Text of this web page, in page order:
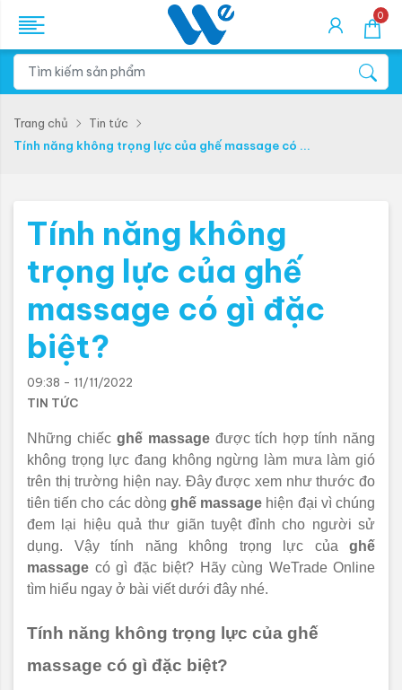
0
Trang chủ
Tin tức
Tính năng không trọng lực của ghế massage có ...
Tính năng không
trọng lực của ghế
massage có gì đặc
biệt?
09:38 - 11/11/2022
TIN TỨC
Những chiếc ghế massageđược tích hợp tính năng
không trọng lực đang không ngừng làm mưa làm gió
trên thị trường hiện nay. Đây được xem như thước đo
tiên tiến cho các dòng ghế massage hiện đại vì chúng
đem lại hiệu quả thư giãn tuyệt đỉnh cho người sử
dụng. Vậy tính năng không trọng lực của ghế
massage có gì đặc biệt? Hãy cùng WeTrade Online
tìm hiểu ngay ở bài viết dưới đây nhé.
Tính năng không trọng lực của ghế
massage có gì đặc biệt?